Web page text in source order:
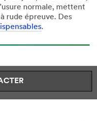
normale, mettent
rude épreuve. Des
.